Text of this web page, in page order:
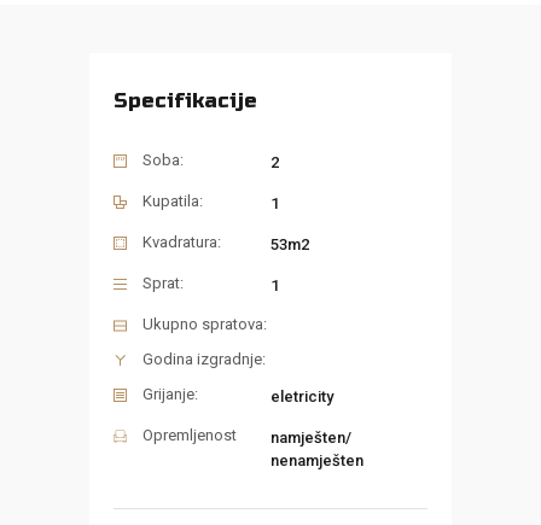
Specifikacije
Soba: 2
Kupatila: 1
Kvadratura: 53m2
Sprat: 1
Ukupno spratova:
Godina izgradnje:
Grijanje:
eletricity
Opremljenost
namješten/
nenamješten